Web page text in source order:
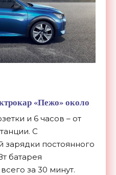
«Пежо» около
и 6 часов – от
С
постоянного
батарея
за 30 минут.